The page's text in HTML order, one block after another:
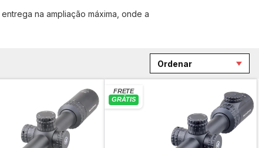
na ampliação máxima, onde a
Ordenar